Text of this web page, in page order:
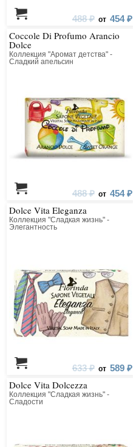
488 ₽ от 454 ₽
Coccole Di Profumo Arancio
Dolce
Коллекция "Аромат детства" -
Сладкий апельсин
488 ₽ от 454 ₽
Dolce Vita Eleganza
Коллекция "Сладкая жизнь" -
Элегантность
633 ₽ от 589 ₽
Dolce Vita Dolcezza
Коллекция "Сладкая жизнь" -
Сладости